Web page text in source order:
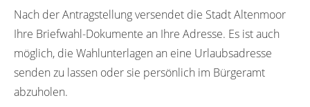
Nach der Antragstellung versendet die Stadt Altenmoor
Ihre Briefwahl-Dokumente an Ihre Adresse. Es ist auch
möglich, die Wahlunterlagen an eine Urlaubsadresse
senden zu lassen oder sie persönlich im Bürgeramt
abzuholen.